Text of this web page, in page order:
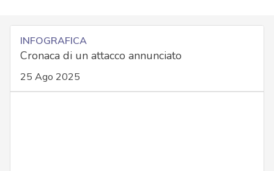
INFOGRAFICA
Cronaca di un attacco annunciato
25 Ago 2025